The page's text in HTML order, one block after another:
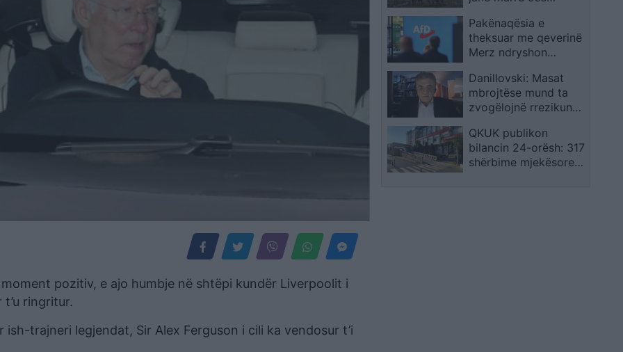
pozitiv, e ajo humbje në shtëpi kundër Liverpoolit i
ringritur.
trajneri legjendat, Sir Alex Ferguson i cili ka vendosur t’i
konfiskohen nga Rusia
në territoret e
pushtuara
Pakënaqësia e
theksuar me qeverinë
Merz ndryshon
parakalon CDU/CSU-
në me rekord historik
Danillovski: Masat
mbrojtëse mund ta
zvogëlojnë rrezikun
Perëndimor
QKUK publikon
bilancin 24-orësh: 317
shërbime mjekësore